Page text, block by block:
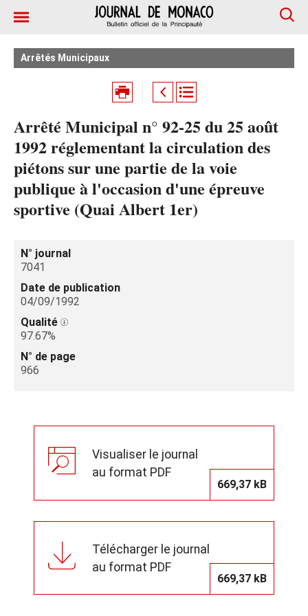
Arrêtés Municipaux
Arrêté Municipal n° 92-25 du 25 août
1992 réglementant la circulation des
piétons sur une partie de la voie
publique à l'occasion d'une épreuve
sportive (Quai Albert 1er)
N° journal
7041
Date de publication
04/09/1992
Qualité
97.67%
N° de page
966
Visualiser le journal
au format PDF
669,37 kB
Télécharger le journal
au format PDF
669,37 kB